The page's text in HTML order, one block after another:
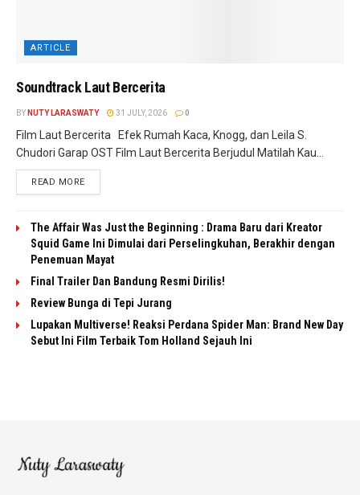
ARTICLE
Soundtrack Laut Bercerita
BY NUTY LARASWATY 31 JULY, 2026 0
Film Laut Bercerita Efek Rumah Kaca, Knogg, dan Leila S.
Chudori Garap OST Film Laut Bercerita Berjudul Matilah Kau...
READ MORE
The Affair Was Just the Beginning : Drama Baru dari Kreator
Squid Game Ini Dimulai dari Perselingkuhan, Berakhir dengan
Penemuan Mayat
Final Trailer Dan Bandung Resmi Dirilis!
Review Bunga di Tepi Jurang
Lupakan Multiverse! Reaksi Perdana Spider Man: Brand New Day
Sebut Ini Film Terbaik Tom Holland Sejauh Ini